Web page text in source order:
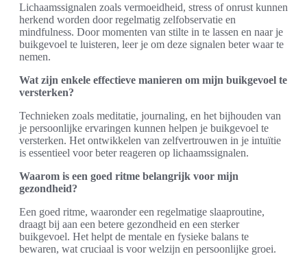
Lichaamssignalen zoals vermoeidheid, stress of onrust kunnen
herkend worden door regelmatig zelfobservatie en
mindfulness. Door momenten van stilte in te lassen en naar je
buikgevoel te luisteren, leer je om deze signalen beter waar te
nemen.
Wat zijn enkele effectieve manieren om mijn buikgevoel te
versterken?
Technieken zoals meditatie, journaling, en het bijhouden van
je persoonlijke ervaringen kunnen helpen je buikgevoel te
versterken. Het ontwikkelen van zelfvertrouwen in je intuïtie
is essentieel voor beter reageren op lichaamssignalen.
Waarom is een goed ritme belangrijk voor mijn
gezondheid?
Een goed ritme, waaronder een regelmatige slaaproutine,
draagt bij aan een betere gezondheid en een sterker
buikgevoel. Het helpt de mentale en fysieke balans te
bewaren, wat cruciaal is voor welzijn en persoonlijke groei.